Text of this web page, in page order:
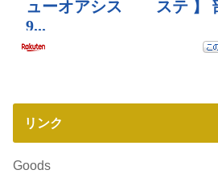
リンク
Goods